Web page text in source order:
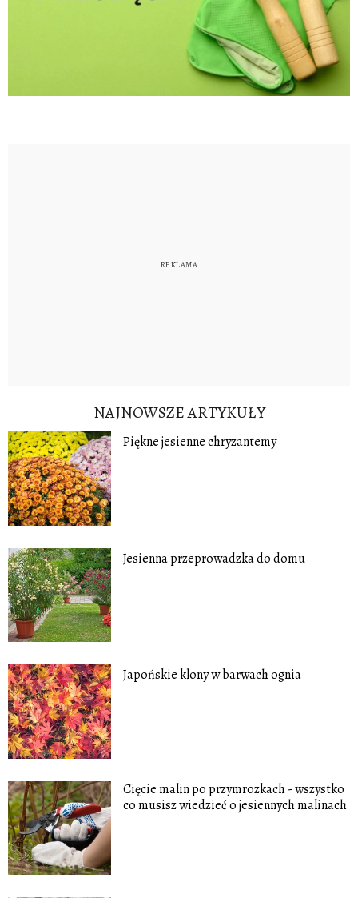
NAJNOWSZE ARTYKUŁY
Piękne jesienne chryzantemy
Jesienna przeprowadzka do domu
Japońskie klony w barwach ognia
Cięcie malin po przymrozkach - wszystko
co musisz wiedzieć o jesiennych malinach